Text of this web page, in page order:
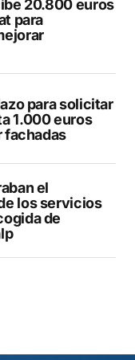
20.800 euros
para
para solicitar
1.000 euros
fachadas
el
los servicios
de